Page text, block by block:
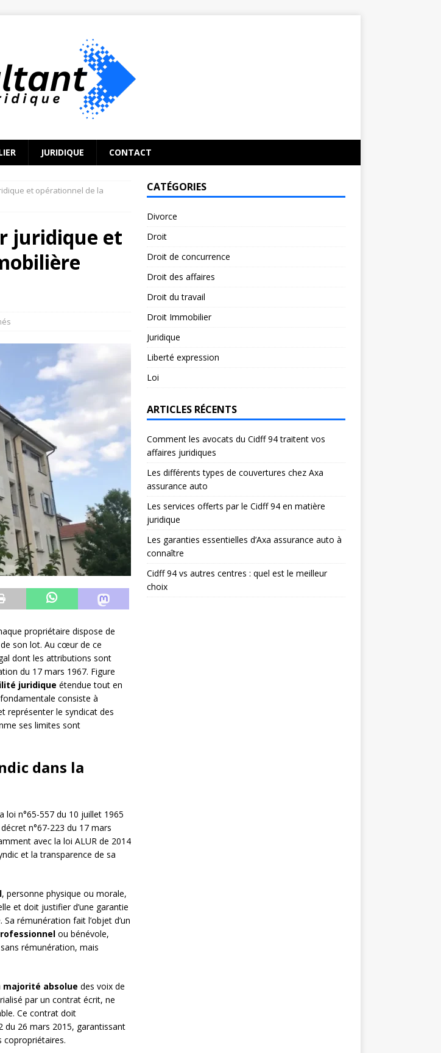
JURIDIQUE CONTACT
et opérationnel de la
juridique et
propriétaire dispose de
son lot. Au cœur de ce
dont les attributions sont
du 17 mars 1967. Figure
juridique étendue tout en
consiste à
représenter le syndicat des
ses limites sont
dans la
loi n°65-557 du 10 juillet 1965
n°67-223 du 17 mars
avec la loi ALUR de 2014
et la transparence de sa
, personne physique ou morale,
et doit justifier d’une garantie
rémunération fait l’objet d’un
ou bénévole,
rémunération, mais
majorité absolue des voix de
par un contrat écrit, ne
Ce contrat doit
du 26 mars 2015, garantissant
copropriétaires.
CATÉGORIES
Divorce
Droit
Droit de concurrence
Droit des affaires
Droit du travail
Droit Immobilier
Juridique
Liberté expression
Loi
ARTICLES RÉCENTS
Comment les avocats du Cidff 94 traitent vos
affaires juridiques
Les différents types de couvertures chez Axa
assurance auto
Les services offerts par le Cidff 94 en matière
juridique
Les garanties essentielles d’Axa assurance auto à
connaître
Cidff 94 vs autres centres : quel est le meilleur
choix